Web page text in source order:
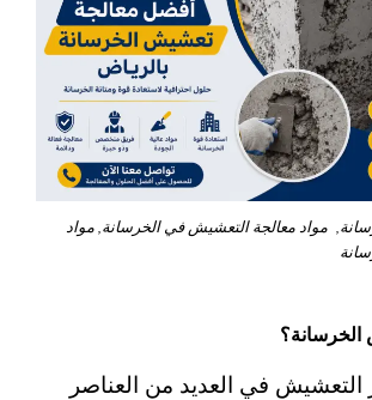
مواد معالجة التعشيش في الخرسانة, مواد
في العديد من العناصر